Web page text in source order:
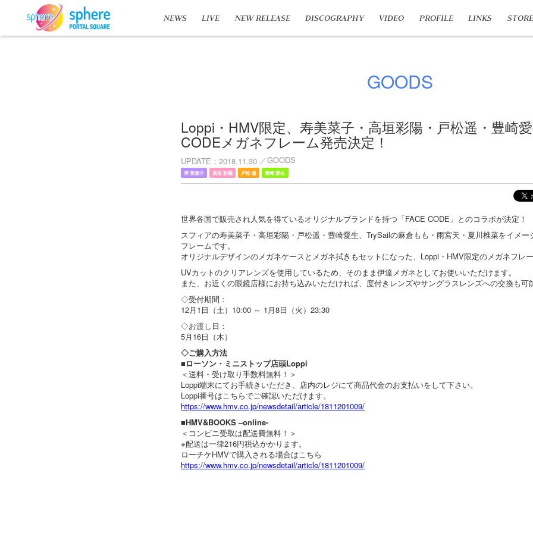
NEWS LIVE NEW RELEASE DISCOGRAPHY VIDEO PROFILE LINKS STORE
GOODS
Loppi・HMV限定、寿美菜子・高垣彩陽・戸松遥・豊崎
CODEメガネフレーム発売決定！
UPDATE 2018.11.30 GOODS
寿 美菜子 高垣 彩陽 戸松 遥 豊崎 愛生
世界各国で販売され人気を得ているオリジナルブランドを持つ「FACE CODE」とのコラボが決定！
スフィアの寿美菜子・高垣彩陽・戸松遥・豊崎愛生、TrySailの麻倉もも・雨宮天・夏川椎菜をイメ
フレームです。
オリジナルデザインのメガネケースとメガネ拭きもセットになった、Loppi・HMV限定のメガネフレ
UVカットのクリアレンズを使用しているため、そのまま伊達メガネとしてお使いいただけます。
また、お近くの眼鏡店様にお持ち込みいただければ、度付きレンズやサングラスレンズへの交換も可
◇受付期間：
12月1日（土）10:00 ～ 1月8日（火）23:30
◇お渡し日：
5月16日（木）
◇ご購入方法
■ローソン・ミニストップ店頭Loppi
＜送料・受け取り手数料無料！＞
Loppi端末にてお手続きいただき、店内のレジにて商品代金のお支払いをして下さい。
Loppi番号はこちらでご確認いただけます。
https://www.hmv.co.jp/newsdetail/article/1811201009/
■HMV&BOOKS –online-
＜コンビニ受取は配送費無料！＞
※配送は一律216円税込かかります。
ローチケHMVで購入される場合はこちら
https://www.hmv.co.jp/newsdetail/article/1811201009/